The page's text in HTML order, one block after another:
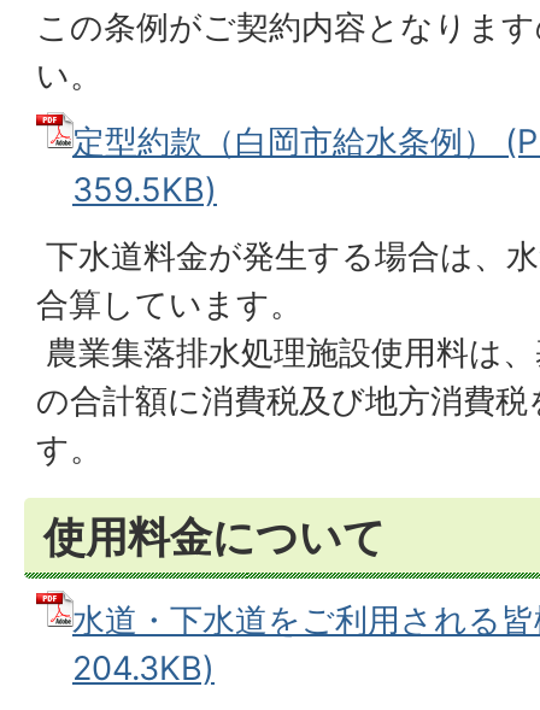
この条例がご契約内容となりま
い。
定型約款（白岡市給水条例）
359.5KB)
下水道料金が発生する場合は、
合算しています。
農業集落排水処理施設使用料は
の合計額に消費税及び地方消費
す。
使用料金について
水道・下水道をご利用される
204.3KB)